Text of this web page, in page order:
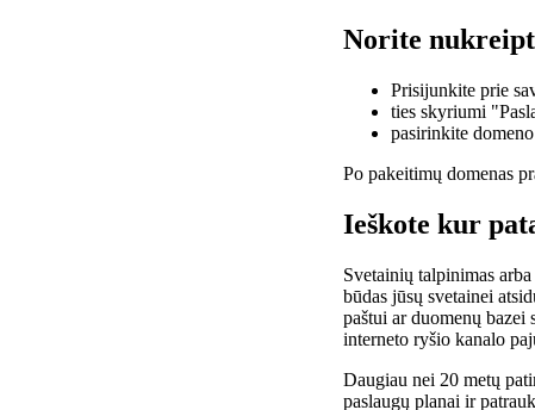
Norite
Prisijunkite prie
ties skyriumi
pasirinkite
Po pakeitimų domenas
Ieškote kur
Svetainių talpinimas
būdas jūsų svetainei
paštui ar duomenų bazei
interneto ryšio kanalo
Daugiau nei 20 metų
paslaugų planai ir